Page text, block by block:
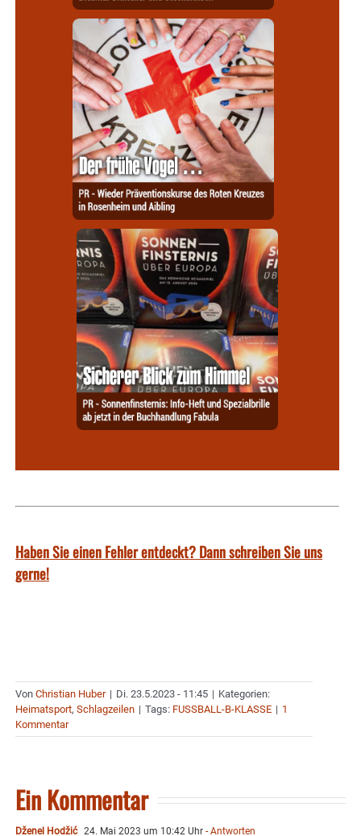
Haben Sie einen Fehler entdeckt? Dann schreiben Sie uns
gerne!
Von Christian Huber | Di. 23.5.2023 - 11:45 | Kategorien:
Heimatsport, Schlagzeilen | Tags: FUSSBALL-B-KLASSE | 1
Kommentar
Ein Kommentar
Dženel Hodžić 24. Mai 2023 um 10:42 Uhr - Antworten